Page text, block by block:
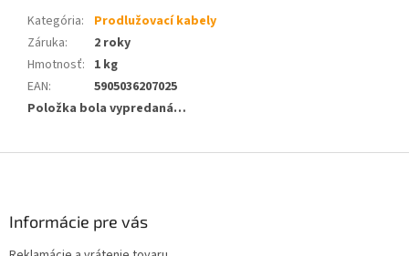
Kategória:
Prodlužovací kabely
Záruka:
2 roky
Hmotnosť: 1 kg
EAN:
5905036207025
Položka bola vypredaná…
Informácie pre vás